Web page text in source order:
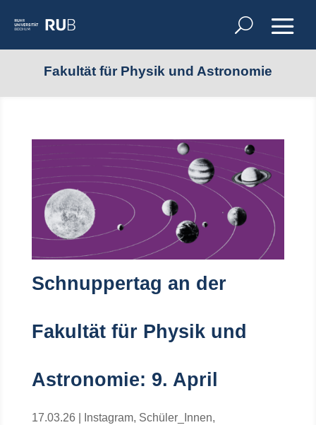
Fakultät für Physik und Astronomie
Schnuppertag an der
Fakultät für Physik und
Astronomie: 9. April
17.03.26 Instagram, Schüler_Innen,